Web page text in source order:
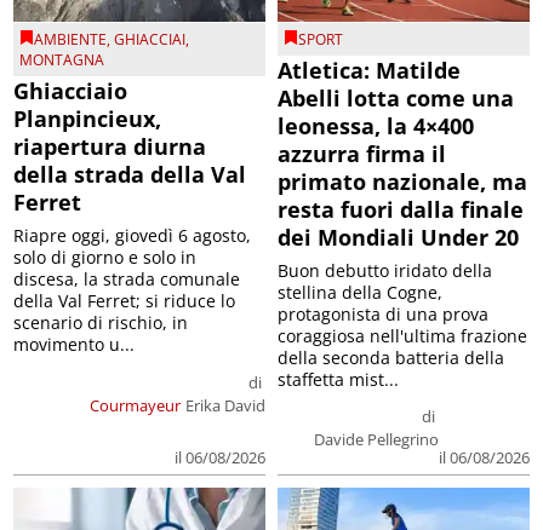
AMBIENTE,GHIACCIAI,
MONTAGNA
Ghiacciaio
Planpincieux,
riapertura diurna
della strada della Val
Ferret
Courmayeur
di
Erika David
il 06/08/2026
Riapre oggi, giovedì 6 agosto,
solo di giorno e solo in
discesa, la strada comunale
della Val Ferret; si riduce lo
scenario di rischio, in
movimento u...
SPORT
Atletica: Matilde
Abelli lotta come una
leonessa, la 4×400
azzurra firma il
primato nazionale, ma
resta fuori dalla finale
dei Mondiali Under 20
di
Davide Pellegrino
il 06/08/2026
Buon debutto iridato della
stellina della Cogne,
protagonista di una prova
coraggiosa nell'ultima frazione
della seconda batteria della
staffetta mist...